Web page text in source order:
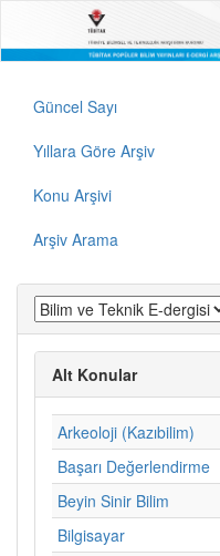
Güncel Sayı
Yıllara Göre Arşiv
Konu Arşivi
Arşiv Arama
Alt Konular
Arkeoloji (Kazıbilim)
Başarı Değerlendirme
Beyin Sinir Bilim
Bilgisayar